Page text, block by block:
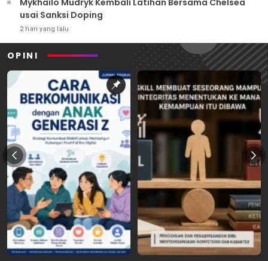
usai Sanksi Doping
2 hari yang lalu
OPINI